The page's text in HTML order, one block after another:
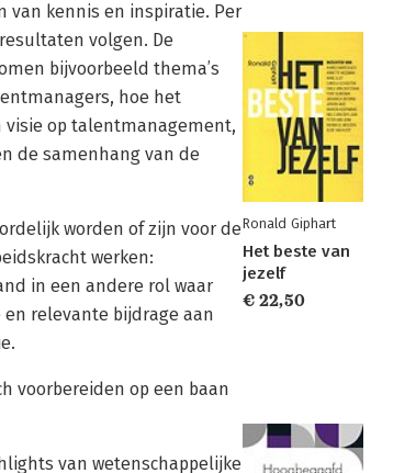
van kennis en inspiratie. Per
volgen. De
bijvoorbeeld thema’s
hoe het
visie op talentmanagement,
de samenhang van de
worden of zijn voor de
werken:
in een andere rol waar
relevante bijdrage aan
voorbereiden op een baan
van wetenschappelijke
Ronald Giphart
Het beste van
jezelf
€ 22,50